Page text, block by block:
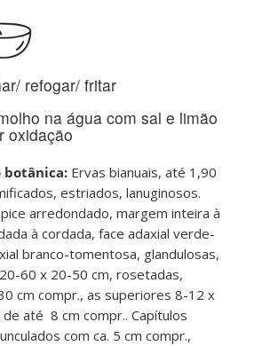
refogar/ fritar
na água com sal e limão
oxidação
botânica: Ervas bianuais, até 1,90
estriados, lanuginosos.
arredondado, margem inteira à
à cordada, face adaxial verde-
branco-tomentosa, glandulosas,
60 x 20-50 cm, rosetadas,
cm compr., as superiores 8-12 x
até 8 cm compr.. Capítulos
com ca. 5 cm compr.,